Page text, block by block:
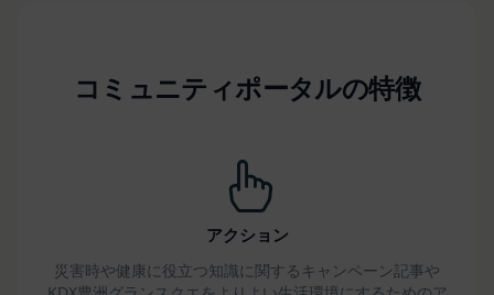
コミュニティポータルの特徴
アクション
災害時や健康に役立つ知識に関するキャンペーン記事や
その他、やむを得ずシステムの停止が必要と当社が
会員は、当社の事前の書面による承諾なくして、本
規約に基づく権利もしくは義務につき、第三者に対
し、譲渡、移転、担保設定、その他の処分をするこ
当社は本サービスにかかる事業を第三者に譲渡した